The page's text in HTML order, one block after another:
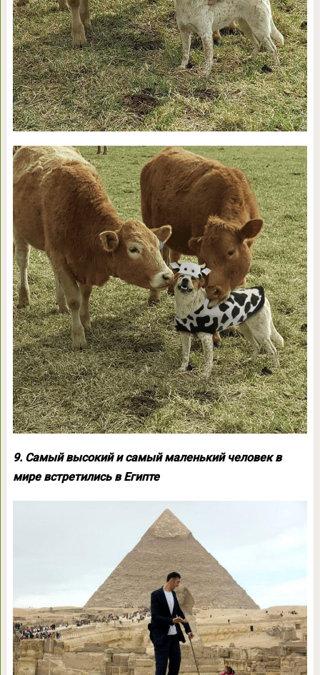
9. Самый высокий и самый маленький человек в
мире встретились в Египте